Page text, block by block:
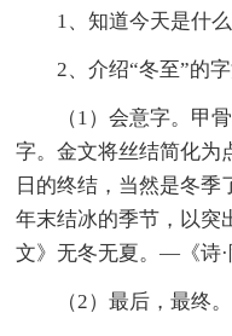
1、知道今天是什
2、介绍“冬至”的
（1）会意字。甲
字。金文将丝结简化为
日的终结，当然是冬
年末结冰的季节，以
文》无冬无夏。—《诗·
（2）最后，最终。